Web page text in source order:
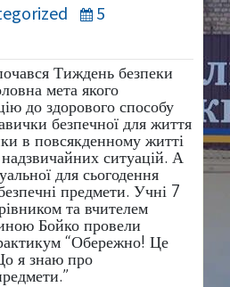
5
Тиждень безпеки
мета якого
до здорового способу
безпечної для життя
в повсякденному житті
ситуацій. А
для сьогодення
предмети. Учні 7
та вчителем
Бойко провели
“Обережно! Це
я знаю про